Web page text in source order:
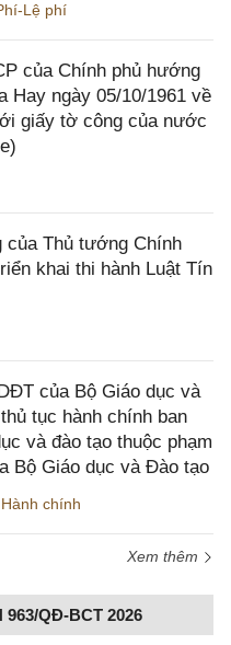
Lệ phí
của Chính phủ hướng
Hay ngày 05/10/1961 về
giấy tờ công của nước
của Thủ tướng Chính
khai thi hành Luật Tín
của Bộ Giáo dục và
tục hành chính ban
và đào tạo thuộc phạm
Bộ Giáo dục và Đào tạo
Hành chính
Xem thêm
963/QĐ-BCT 2026